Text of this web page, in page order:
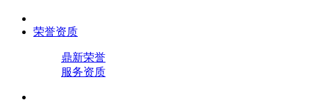
荣誉资质
鼎新荣誉
服务资质